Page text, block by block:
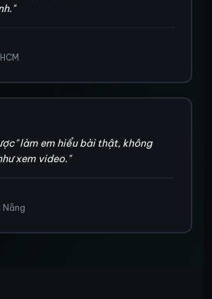
"
làm em hiểu bài thật, không
xem video."
Nẵng